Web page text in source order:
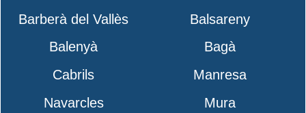
Barberà del Vallès
Balsareny
Balenyà
Bagà
Cabrils
Manresa
Navarcles
Mura